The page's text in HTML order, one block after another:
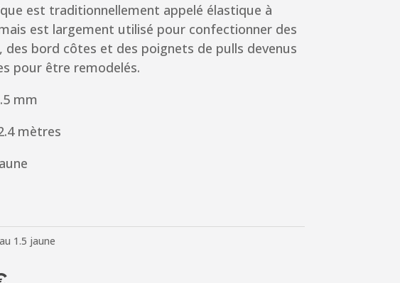
est traditionnellement appelé élastique à
est largement utilisé pour confectionner des
des bord côtes et des poignets de pulls devenus
pour être remodelés.
mm
mètres
1.5 jaune